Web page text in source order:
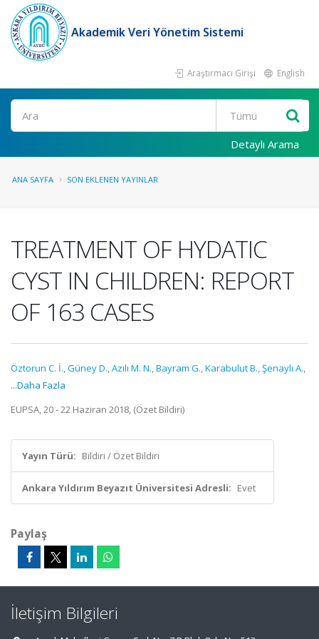
Akademik Veri Yönetim Sistemi
Araştırmacı Girişi English
Ara
Detaylı Arama
ANA SAYFA SON EKLENEN YAYINLAR
TREATMENT OF HYDATIC
CYST IN CHILDREN: REPORT
OF 163 CASES
Öztorun C. İ.,Güney D.,Azılı M. N.,Bayram G.,Karabulut B.,Şenaylı A.,
...Daha Fazla
EUPSA, 20 - 22 Haziran 2018, (Özet Bildiri)
Yayın Türü: Bildiri / Özet Bildiri
Ankara Yıldırım Beyazıt Üniversitesi Adresli: Evet
Paylaş
İletişim Bilgileri